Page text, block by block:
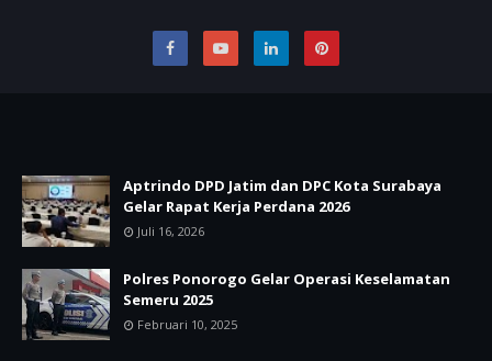
Aptrindo DPD Jatim dan DPC Kota Surabaya
Gelar Rapat Kerja Perdana 2026
Juli 16, 2026
Polres Ponorogo Gelar Operasi Keselamatan
Semeru 2025
Februari 10, 2025